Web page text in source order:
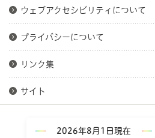
ウェブアクセシビリティについて
プライバシーについて
リンク集
サイト
2026年8月1日現在